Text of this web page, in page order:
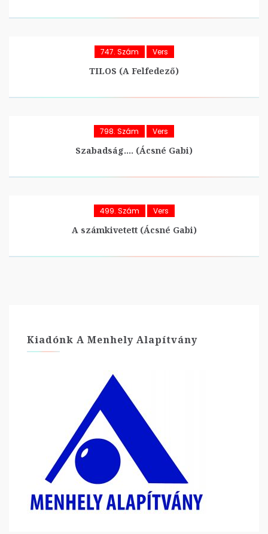
747. Szám Vers
TILOS (A Felfedező)
798. Szám Vers
Szabadság…. (Ácsné Gabi)
499. Szám Vers
A számkivetett (Ácsné Gabi)
Kiadónk A Menhely Alapítvány